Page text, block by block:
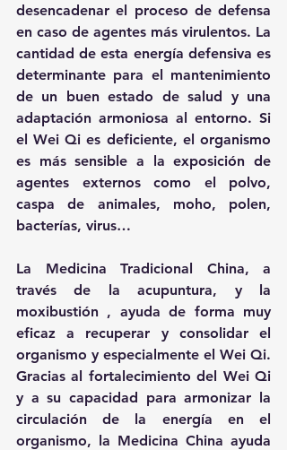
desencadenar el proceso de defensa
en caso de agentes más virulentos. La
cantidad de esta energía defensiva es
determinante para el mantenimiento
de un buen estado de salud y una
adaptación armoniosa al entorno. Si
el Wei Qi es deficiente, el organismo
es más sensible a la exposición de
agentes externos como el polvo,
caspa de animales, moho, polen,
bacterías, virus…
La Medicina Tradicional China, a
través de la acupuntura, y la
moxibustión , ayuda de forma muy
eficaz a recuperar y consolidar el
organismo y especialmente el Wei Qi.
Gracias al fortalecimiento del Wei Qi
y a su capacidad para armonizar la
circulación de la energía en el
organismo, la Medicina China ayuda